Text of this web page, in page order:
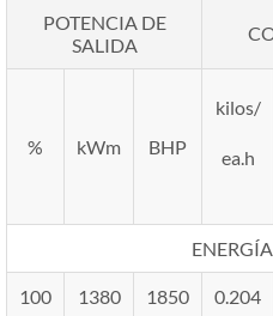
POTENCIA DE
SALIDA
% kWm BHP
kilos/
ea.h
100 1380 1850 0.204